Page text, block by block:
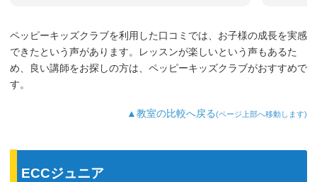
3歳児を飽きさせない充実したレッスンだ
と思います。うちの子は特に歌やダンス
が好きなようで、よく「Hello～♪」と歌
ど、色んなものを英語で教えてくれるよ
うになり、英語が身についてきているの
ペッピーキッズクラブを利用した口コミでは、お子様の成長を実感
できたという声があります。レッスンが楽しいという声もあるた
め、良い講師をお探しの方は、ペッピーキッズクラブがおすすめで
す。
▲教室の比較へ戻る(ページ上部へ移動します)
ECCジュニア